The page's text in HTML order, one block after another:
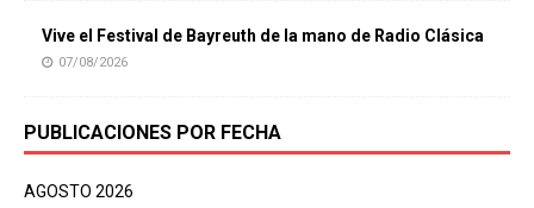
Vive el Festival de Bayreuth de la mano de Radio Clásica
07/08/2026
PUBLICACIONES POR FECHA
AGOSTO 2026